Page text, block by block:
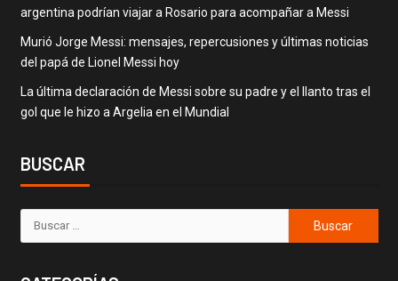
argentina podrían viajar a Rosario para acompañar a Messi
Murió Jorge Messi: mensajes, repercusiones y últimas noticias
del papá de Lionel Messi hoy
La última declaración de Messi sobre su padre y el llanto tras el
gol que le hizo a Argelia en el Mundial
BUSCAR